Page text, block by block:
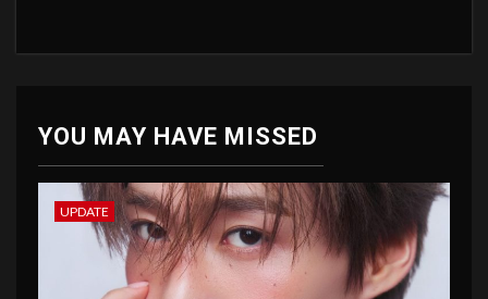
YOU MAY HAVE MISSED
UPDATE